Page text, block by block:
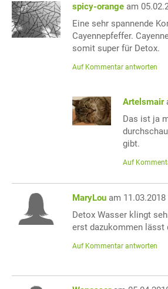
spicy-orange am
Eine sehr spannende
Cayennepfeffer.
somit super für Detox.
Auf Kommentar antworten
Artelsmair
Das ist ja
gibt.
Auf
MaryLou am
Detox Wasser klingt
erst dazukommen lässt
Auf Kommentar antworten